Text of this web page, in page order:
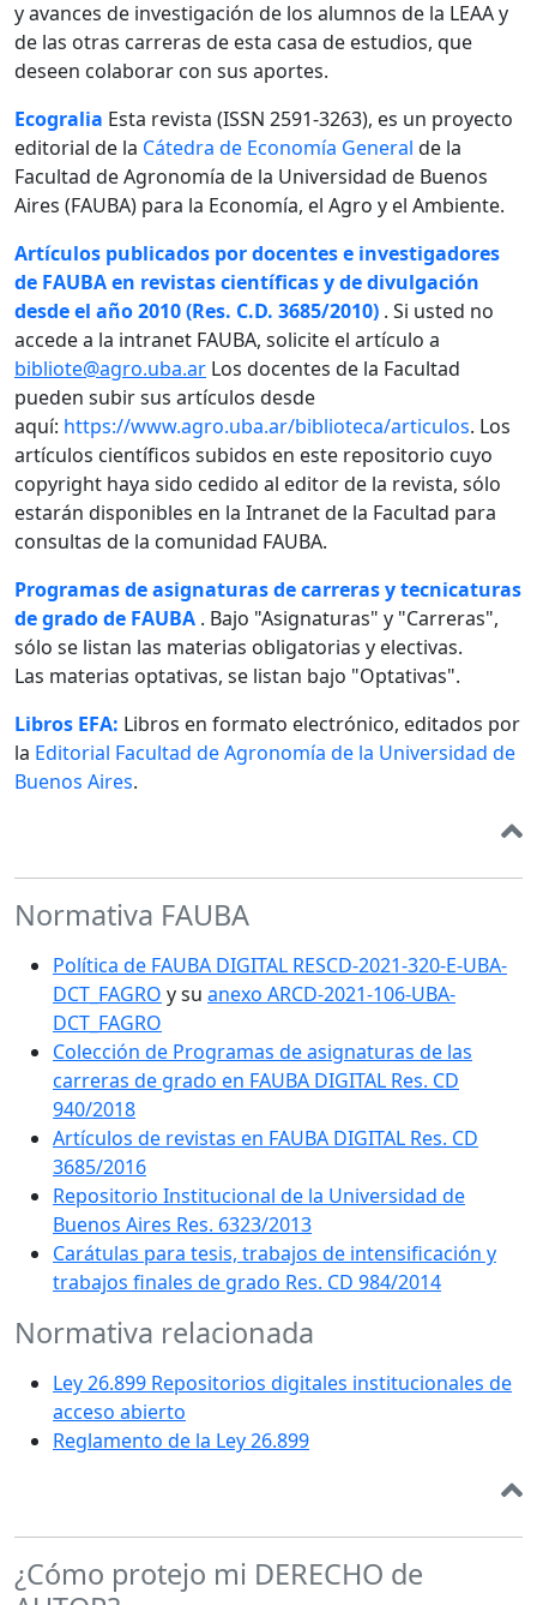
y avances de investigación de los alumnos de la LEAA y
de las otras carreras de esta casa de estudios, que
deseen colaborar con sus aportes.
Ecogralia Esta revista (ISSN 2591-3263), es un proyecto
editorial de la Cátedra de Economía General de la
Facultad de Agronomía de la Universidad de Buenos
Aires (FAUBA) para la Economía, el Agro y el Ambiente.
Artículos publicados por docentes e investigadores
de FAUBA en revistas científicas y de divulgación
desde el año 2010 (Res. C.D. 3685/2010) . Si usted no
accede a la intranet FAUBA, solicite el artículo a
bibliote@agro.uba.ar Los docentes de la Facultad
pueden subir sus artículos desde
aquí: https://www.agro.uba.ar/biblioteca/articulos. Los
artículos científicos subidos en este repositorio cuyo
copyright haya sido cedido al editor de la revista, sólo
estarán disponibles en la Intranet de la Facultad para
consultas de la comunidad FAUBA.
Programas de asignaturas de carreras y tecnicaturas
de grado de FAUBA . Bajo "Asignaturas" y "Carreras",
sólo se listan las materias obligatorias y electivas.
Las materias optativas, se listan bajo "Optativas".
Libros EFA: Libros en formato electrónico, editados por
la Editorial Facultad de Agronomía de la Universidad de
Buenos Aires.
Normativa FAUBA
Política de FAUBA DIGITAL RESCD-2021-320-E-UBA-
DCT_FAGRO y su anexo ARCD-2021-106-UBA-
DCT_FAGRO
Colección de Programas de asignaturas de las
carreras de grado en FAUBA DIGITAL Res. CD
940/2018
Artículos de revistas en FAUBA DIGITAL Res. CD
3685/2016
Repositorio Institucional de la Universidad de
Buenos Aires Res. 6323/2013
Carátulas para tesis, trabajos de intensificación y
trabajos finales de grado Res. CD 984/2014
Normativa relacionada
Ley 26.899 Repositorios digitales institucionales de
acceso abierto
Reglamento de la Ley 26.899
¿Cómo protejo mi DERECHO de